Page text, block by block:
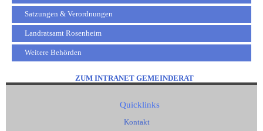
Satzungen & Verordnungen
Landratsamt Rosenheim
Weitere Behörden
ZUM INTRANET GEMEINDERAT
Quicklinks
Kontakt